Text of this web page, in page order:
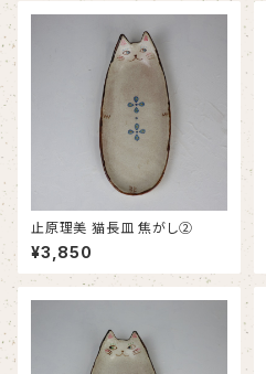
止原理美 猫長皿 焦がし②
¥3,850